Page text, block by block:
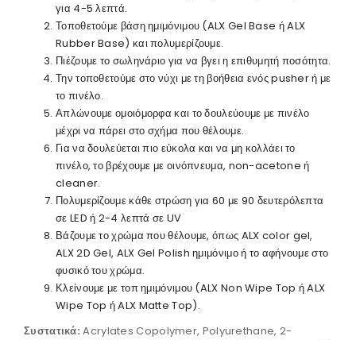
για 4-5 λεπτά.
Τοποθετούμε βάση ημιμόνιμου (ALX Gel Base ή ALX
Rubber Base) και πολυμερίζουμε.
Πιέζουμε το σωληνάριο για να βγει η επιθυμητή ποσότητα.
Την τοποθετούμε στο νύχι με τη βοήθεια ενός pusher ή με
το πινέλο.
Απλώνουμε ομοιόμορφα και το δουλεύουμε με πινέλο
μέχρι να πάρει στο σχήμα που θέλουμε.
Για να δουλεύεται πιο εύκολα και να μη κολλάει το
πινέλο, το βρέχουμε με οινόπνευμα, non-acetone ή
cleaner.
Πολυμερίζουμε κάθε στρώση για 60 με 90 δευτερόλεπτα
σε LED ή 2-4 λεπτά σε UV
Βάζουμε το χρώμα που θέλουμε, όπως ALX color gel,
ALX 2D Gel, ALX Gel Polish ημιμόνιμο ή το αφήνουμε στο
φυσικό του χρώμα.
Κλείνουμε με τοπ ημιμόνιμου (ALX Non Wipe Top ή ALX
Wipe Top ή ALX Matte Top).
Συστατικά: Acrylates Copolymer, Polyurethane, 2-